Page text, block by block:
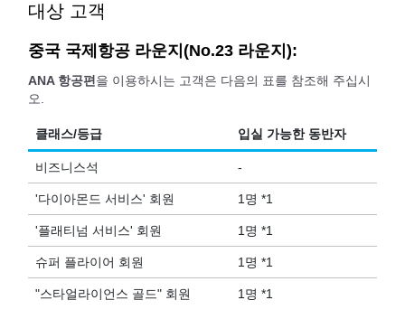
대상 고객
중국 국제항공 라운지(No.23 라운지):
ANA 항공편 을 이용하시는 고객은 다음의 표를 참조해 주십시
오.
클래스/등급 입실 가능한 동반자
비즈니스석 -
'다이아몬드 서비스' 회원 1명 *1
'플래티넘 서비스' 회원 1명 *1
슈퍼 플라이어 회원 1명 *1
"스타얼라이언스 골드" 회원 1명 *1